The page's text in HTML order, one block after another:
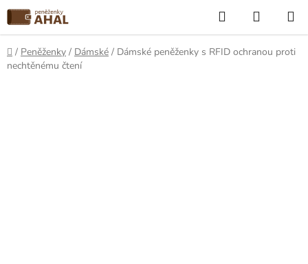
Přejít
na
obsah
Hledat
KOŠÍK
Domů
/ Peněženky / Dámské / Dámské peněženky s RFID ochranou proti
nechtěnému čtení